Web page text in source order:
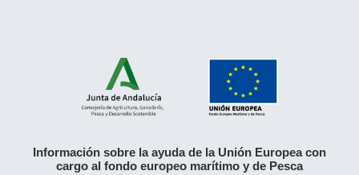
Información sobre la ayuda de la Unión Europea con
cargo al fondo europeo marítimo y de Pesca